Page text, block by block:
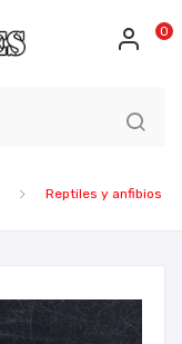
0
Reptiles y anfibios